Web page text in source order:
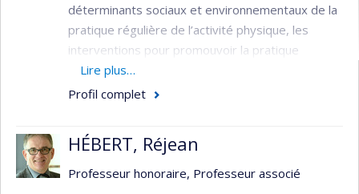
déterminants sociaux et environnementaux de la
pratique régulière de l’activité physique, les
interventions pour promouvoir la pratique
régulière de l’activité physique au niveau
populationnel et les déterminants sociaux des
des méthodes quantitatives et épidémiologiques
novatrices incluant l’analyse multi-niveaux,
Lire plus…
Profil complet
HÉBERT, Réjean
Professeur honoraire, Professeur associé